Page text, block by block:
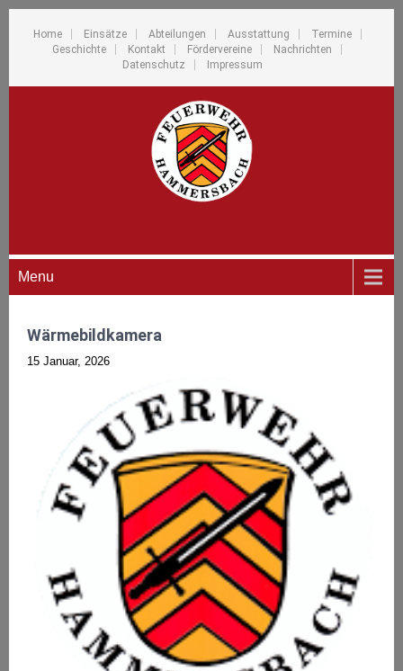
Home Einsätze Abteilungen Ausstattung
Termine
Geschichte
Kontakt Fördervereine
Nachrichten
Datenschutz
Impressum
Menu
Wärmebildkamera
15 Januar, 2026